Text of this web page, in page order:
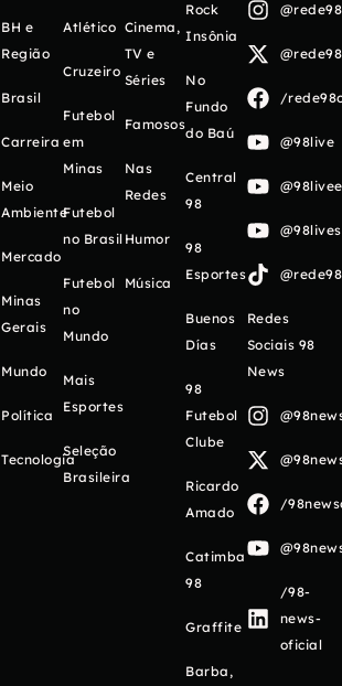
BH e
Região
Brasil
Carreira
Meio
Ambiente
Mercado
Minas
Gerais
Mundo
Política
Tecnologia
Atlético
Cruzeiro
Futebol
em
Minas
Futebol
no Brasil
Futebol
no
Mundo
Mais
Esportes
Seleção
Brasileira
Cinema,
TV e
Séries
Famosos
Nas
Redes
Humor
Música
Rock
Insônia
No
Fundo
do Baú
Central
98
98
Esportes
Buenos
Días
98
Futebol
Clube
Ricardo
Amado
Catimba
98
Graffite
Barba,
/
@98live
Redes
Sociais 98
News
/
/98-
news-
oficial